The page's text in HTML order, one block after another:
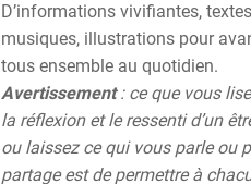
D’informations vivifiantes,
musiques, illustrations pour
tous ensemble au quotidien.
Avertissement: ce que vous
la réflexion et le ressenti d’un
ou laissez ce qui vous parle ou
partage est de permettre à